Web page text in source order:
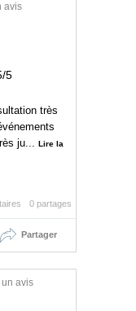
avis
5
très
ju...
Lire la
0 partages
Partager
avis